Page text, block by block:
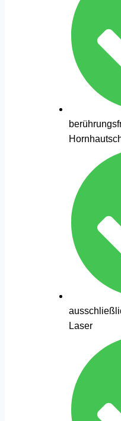
Laser